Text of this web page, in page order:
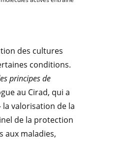
des cultures
conditions.
principes de
au Cirad, qui a
la valorisation de la
de la protection
aux maladies,